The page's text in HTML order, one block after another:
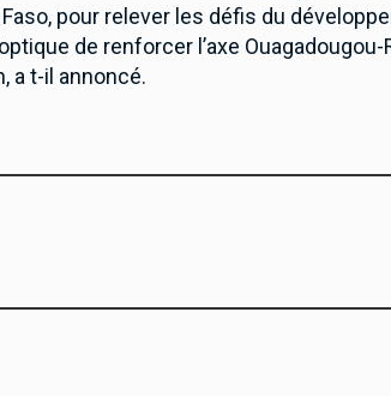
pour relever les défis du
de renforcer l’axe
a t-il annoncé.
vous à notre newsletter pour recevoir en